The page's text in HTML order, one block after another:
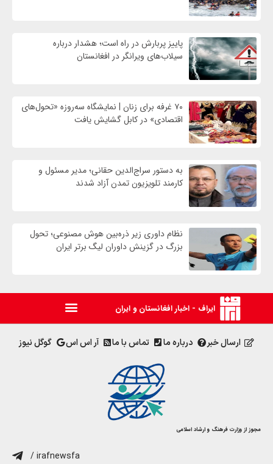
پاییز پربارش در راه است؛ هشدار درباره
سیلاب‌های ویرانگر در افغانستان
۷۰ غرفه برای زنان | نمایشگاه سه‌روزه «تحول‌های
اقتصادی» در کابل گشایش یافت
به دستور سراج‌الدین حقانی؛ مدیر مسئول و
کارمند تلویزیون تمدن آزاد شدند
نظام داوری زیر ذره‌بین هوش مصنوعی؛ تحول
بزرگ در گزینش داوران لیگ برتر ایران
ایراف - اخبار افغانستان و ایران
ارسال خبر درباره ما تماس با ما آر اس اس گوگل نیوز
مجوز از وزارت فرهنگ و ارشاد اسلامی
/ irafnewsfa